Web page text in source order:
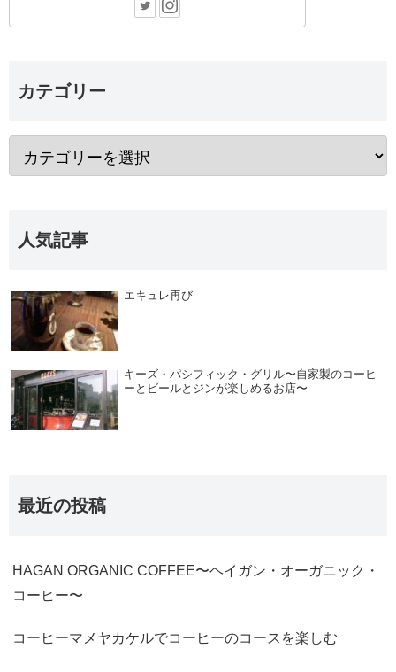
カテゴリー
人気記事
エキュレ再び
キーズ・パシフィック・グリル〜自家製のコーヒ
ーとビールとジンが楽しめるお店〜
最近の投稿
HAGAN ORGANIC COFFEE〜ヘイガン・オーガニック・
コーヒー〜
コーヒーマメヤカケルでコーヒーのコースを楽しむ